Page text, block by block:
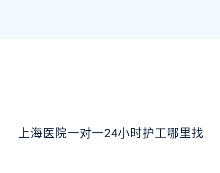
上海医院一对一24小时护工哪里找